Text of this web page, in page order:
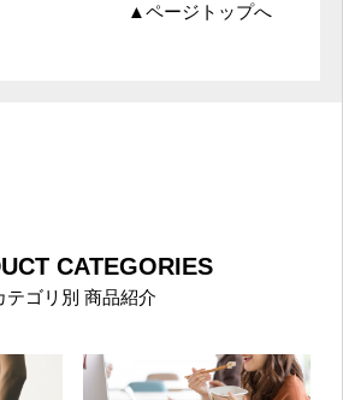
▲ページトップへ
CATEGORIES
テゴリ別 商品紹介